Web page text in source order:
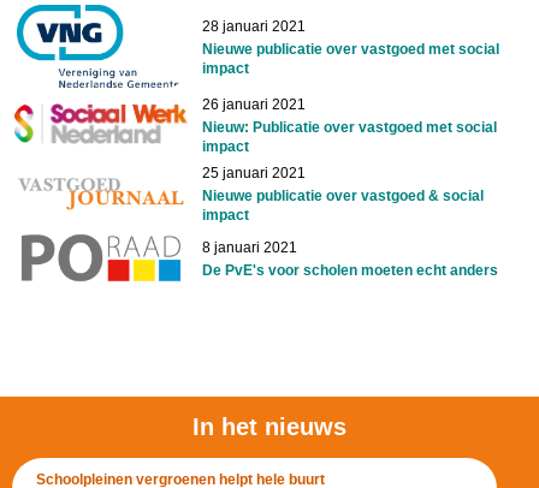
28 januari 2021
Nieuwe publicatie over vastgoed met social
impact
26 januari 2021
Nieuw: Publicatie over vastgoed met social
impact
25 januari 2021
Nieuwe publicatie over vastgoed & social
impact
8 januari 2021
De PvE's voor scholen moeten echt anders
In het nieuws
Schoolpleinen vergroenen helpt hele buurt